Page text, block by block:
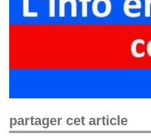
partager cet article